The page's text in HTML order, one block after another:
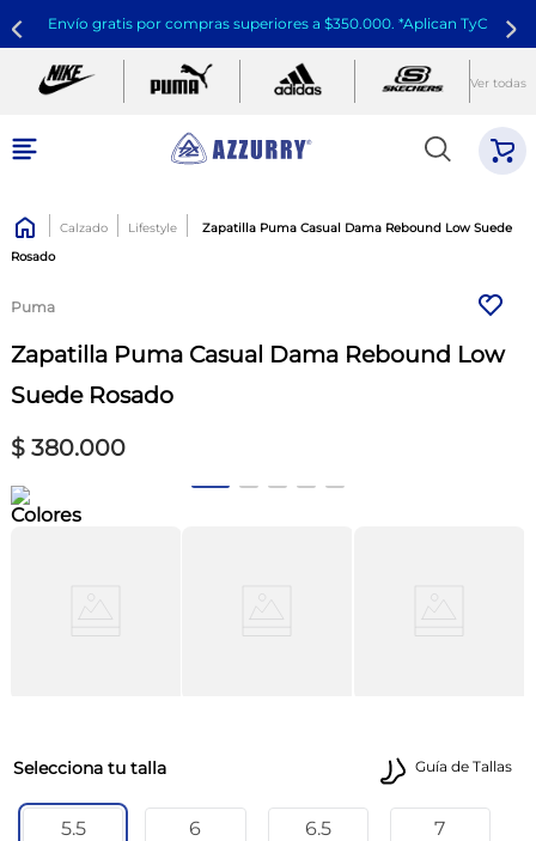
Envío gratis por compras superiores a $350.000. *Aplican TyC
Ver todas
Calzado Lifestyle
Zapatilla Puma Casual Dama Rebound Low Suede
Rosado
Puma
Zapatilla Puma Casual Dama Rebound Low
Suede Rosado
$ 380.000
Colores
Guía de Tallas
talla
5.5 6 6.5 7